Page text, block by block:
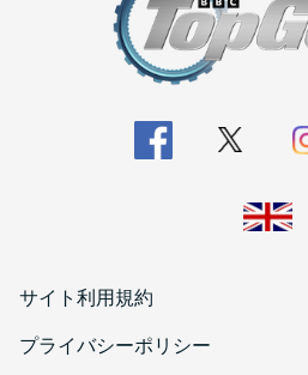
サイト利用規約
プライバシーポリシー